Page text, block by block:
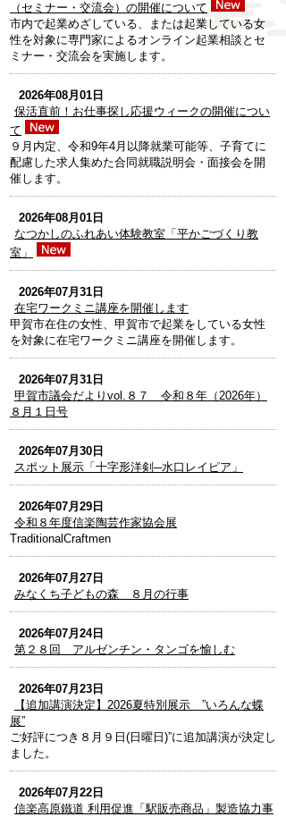
（セミナー・交流会）の開催について
市内で起業めざしている、または起業している女
性を対象に専門家によるオンライン起業相談とセ
ミナー・交流会を実施します。
2026年08月01日
保活直前！お仕事探し応援ウィークの開催につい
て
９月内定、令和9年4月以降就業可能等、子育てに
配慮した求人集めた合同就職説明会・面接会を開
催します。
2026年08月01日
なつかしのふれあい体験教室「平かごづくり教
室」
2026年07月31日
在宅ワークミニ講座を開催します
甲賀市在住の女性、甲賀市で起業をしている女性
を対象に在宅ワークミニ講座を開催します。
2026年07月31日
甲賀市議会だよりvol.８７ 令和８年（2026年）
８月１日号
2026年07月30日
スポット展示「十字形洋剣─水口レイピア」
2026年07月29日
令和８年度信楽陶芸作家協会展
TraditionalCraftmen
2026年07月27日
みなくち子どもの森 ８月の行事
2026年07月24日
第２８回 アルゼンチン・タンゴを愉しむ
2026年07月23日
【追加講演決定】2026夏特別展示 ”いろんな蝶
展”
ご好評につき８月９日(日曜日)”に追加講演が決定し
ました。
2026年07月22日
信楽高原鐵道 利用促進「駅販売商品」製造協力事